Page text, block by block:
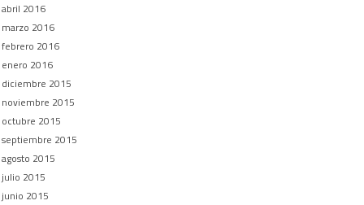
abril 2016
marzo 2016
febrero 2016
enero 2016
diciembre 2015
noviembre 2015
octubre 2015
septiembre 2015
agosto 2015
julio 2015
junio 2015